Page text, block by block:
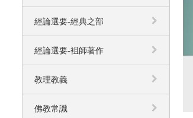
經論選要-經典之部
經論選要-袓師著作
教理教義
佛教常識